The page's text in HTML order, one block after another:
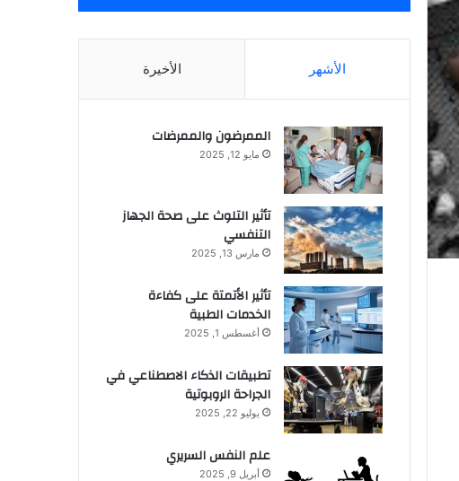
الأشهر الأخيرة
الممرضون والممرضات
مايو 12, 2025
تأثير التلوث على صحة الجهاز
التنفسي
مارس 13, 2025
تأثير الأتمتة على كفاءة
الخدمات الطبية
أغسطس 1, 2025
تطبيقات الذكاء الاصطناعي في
الجراحة الروبوتية
يوليو 22, 2025
علم النفس السريري
أبريل 9, 2025